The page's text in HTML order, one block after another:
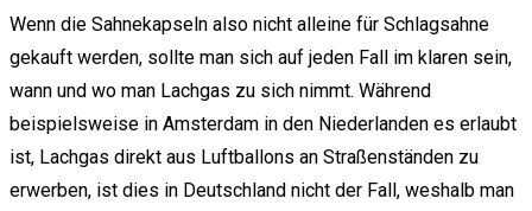
Wenn die Sahnekapseln also nicht alleine für Schlagsahne
gekauft werden, sollte man sich auf jeden Fall im klaren sein,
wann und wo man Lachgas zu sich nimmt. Während
beispielsweise in Amsterdam in den Niederlanden es erlaubt
ist, Lachgas direkt aus Luftballons an Straßenständen zu
erwerben, ist dies in Deutschland nicht der Fall, weshalb man